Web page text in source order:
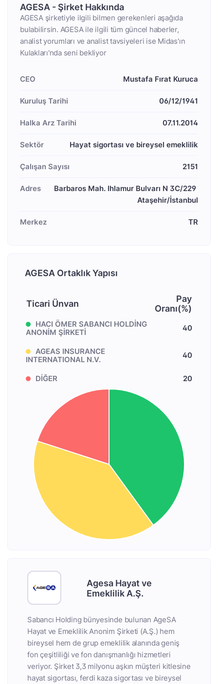
AGESA - Şirket Hakkında
AGESA şirketiyle ilgili bilmen gerekenleri aşağıda
bulabilirsin. AGESA ile ilgili tüm güncel haberler,
analist yorumları ve analist tavsiyeleri ise Midas'ın
Kulakları'nda seni bekliyor
CEO Mustafa Fırat Kuruca
Kuruluş Tarihi 06/12/1941
Halka Arz Tarihi 07.11.2014
Sektör Hayat sigortası ve bireysel emeklilik
Çalışan Sayısı 2151
Adres
Barbaros Mah. Ihlamur Bulvarı N 3C/229
Ataşehir/İstanbul
Merkez TR
AGESA Ortaklık Yapısı
Ticari Ünvan
Pay
Oranı(%)
HACI ÖMER SABANCI HOLDİNG
ANONİM ŞİRKETİ
40
AGEAS INSURANCE
INTERNATIONAL N.V.
40
DİĞER 20
Agesa Hayat ve
Emeklilik A.Ş.
Sabancı Holding bünyesinde bulunan AgeSA
Hayat ve Emeklilik Anonim Şirketi (A.Ş.) hem
bireysel hem de grup emeklilik alanında geniş
fon çeşitliliği ve fon danışmanlığı hizmetleri
veriyor. Şirket 3,3 milyonu aşkın müşteri kitlesine
hayat sigortası, ferdi kaza sigortası ve bireysel